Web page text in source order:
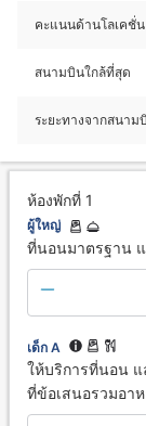
คะแนนด้านโลเคชั่น
สนามบินใกล้ที่สุด
ระยะทางจากสนาม
ห้องพักที่ 1
ผู้ใหญ่
ที่นอนมาตรฐาน
เด็ก A
ให้บริการที่นอน
ที่ข้อเสนอรวมอา